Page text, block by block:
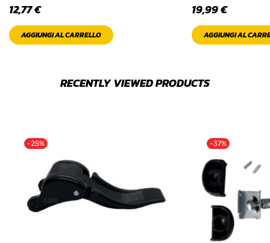
12,77€
AGGIUNGI AL CARRELLO
19,99€
AGGIUNGI AL
RECENTLY VIEWED PRODUCTS
-25% -37%